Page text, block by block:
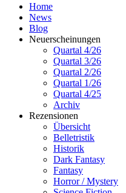
Home
News
Blog
Neuerscheinungen
Quartal 4/26
Quartal 3/26
Quartal 2/26
Quartal 1/26
Quartal 4/25
Archiv
Rezensionen
Übersicht
Belletristik
Historik
Dark Fantasy
Fantasy
Horror / Mystery